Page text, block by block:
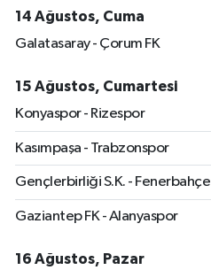
14 Ağustos, Cuma
Galatasaray - Çorum FK
15 Ağustos, Cumartesi
Konyaspor - Rizespor
Kasımpaşa - Trabzonspor
Gençlerbirliği S.K. - Fenerbahçe
Gaziantep FK - Alanyaspor
16 Ağustos, Pazar